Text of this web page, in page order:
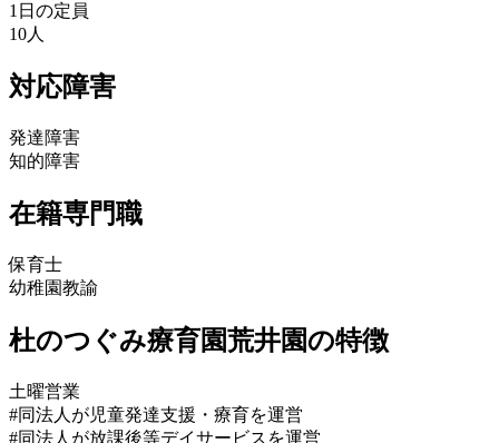
1日の定員
10人
対応障害
発達障害
知的障害
在籍専門職
保育士
幼稚園教諭
杜のつぐみ療育園荒井園の特徴
土曜営業
#同法人が児童発達支援・療育を運営
#同法人が放課後等デイサービスを運営